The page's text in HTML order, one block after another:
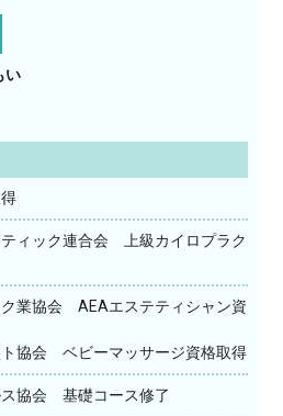
い
ティック連合会 上級カイロプラク
ク業協会 AEAエステティシャン資
ト協会 ベビーマッサージ資格取得
ス協会 基礎コース修了